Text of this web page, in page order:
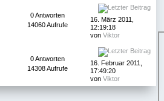
0 Antworten
14060 Aufrufe
16. März 2011,
12:19:18
von Viktor
0 Antworten
14308 Aufrufe
16. Februar 2011,
17:49:20
von Viktor